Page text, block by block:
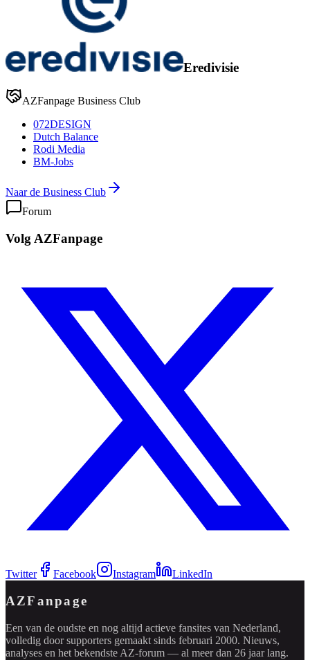
Eredivisie
AZFanpage Business Club
072DESIGN
Dutch Balance
Rodi Media
BM-Jobs
Naar de Business Club
Forum
Volg AZFanpage
Twitter Facebook Instagram LinkedIn
AZFanpage
Een van de oudste en nog altijd actieve fansites van Nederland,
volledig door supporters gemaakt sinds februari 2000. Nieuws,
analyses en het bekendste AZ-forum — al meer dan 26 jaar lang.